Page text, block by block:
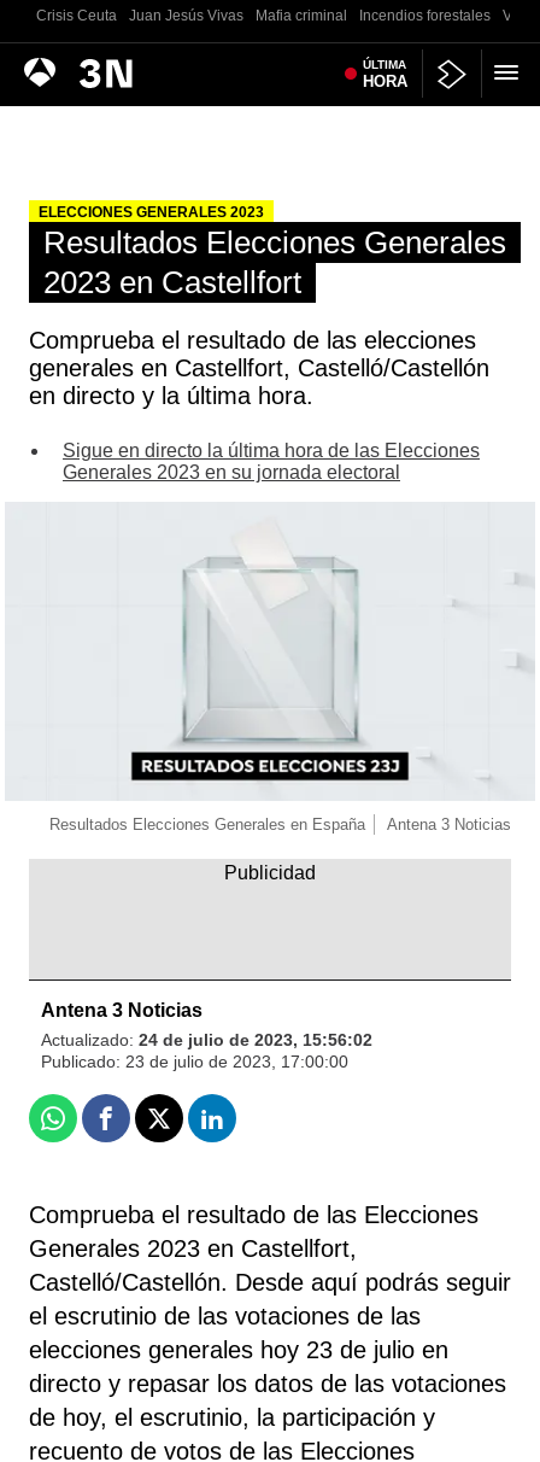
Crisis Ceuta Juan Jesús Vivas Mafia criminal Incendios forestales
Antena
3
Noticias ÚLTIMA
HORA
ELECCIONES GENERALES 2023
Resultados Elecciones Generales
2023 en Castellfort
Comprueba el resultado de las elecciones
generales en Castellfort, Castelló/Castellón
en directo y la última hora.
Sigue en directo la última hora de las Elecciones
Generales 2023 en su jornada electoral
Resultados Elecciones Generales en España Antena 3 Noticias
Antena 3 Noticias
Actualizado: 24 de julio de 2023, 15:56:02
Publicado: 23 de julio de 2023, 17:00:00
WhatsappFacebook
X Linkedin
Comprueba el resultado de las Elecciones
Generales 2023 en Castellfort,
Castelló/Castellón. Desde aquí podrás seguir
el escrutinio de las votaciones de las
elecciones generales hoy 23 de julio en
directo y repasar los datos de las votaciones
de hoy, el escrutinio, la participación y
recuento de votos de las Elecciones